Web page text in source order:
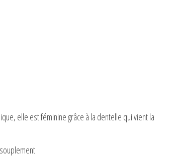
elle est féminine grâce à la dentelle qui vient la